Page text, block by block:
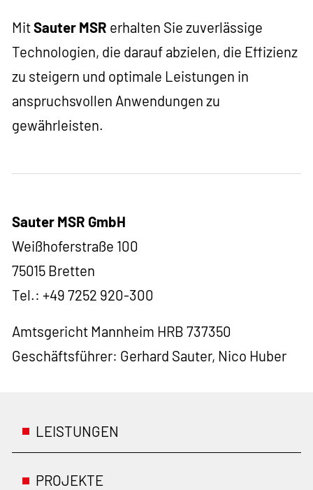
MitSauter MSR erhalten Sie zuverlässige
Technologien, die darauf abzielen, die Effizienz
zu steigern und optimale Leistungen in
anspruchsvollen Anwendungen zu
gewährleisten.
Sauter MSR GmbH
Weißhoferstraße 100
75015 Bretten
Tel.: +49 7252 920-300
Amtsgericht Mannheim HRB 737350
Geschäftsführer: Gerhard Sauter, Nico Huber
LEISTUNGEN
PROJEKTE